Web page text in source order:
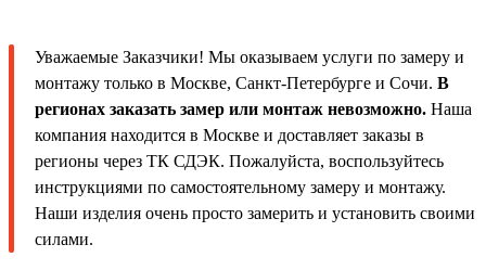
Уважаемые Заказчики! Мы оказываем услуги по замеру и
монтажу только в Москве, Санкт-Петербурге и Сочи. В
регионах заказать замер или монтаж невозможно. Наша
компания находится в Москве и доставляет заказы в
регионы через ТК СДЭК. Пожалуйста, воспользуйтесь
инструкциями по самостоятельному замеру и монтажу.
Наши изделия очень просто замерить и установить своими
силами.